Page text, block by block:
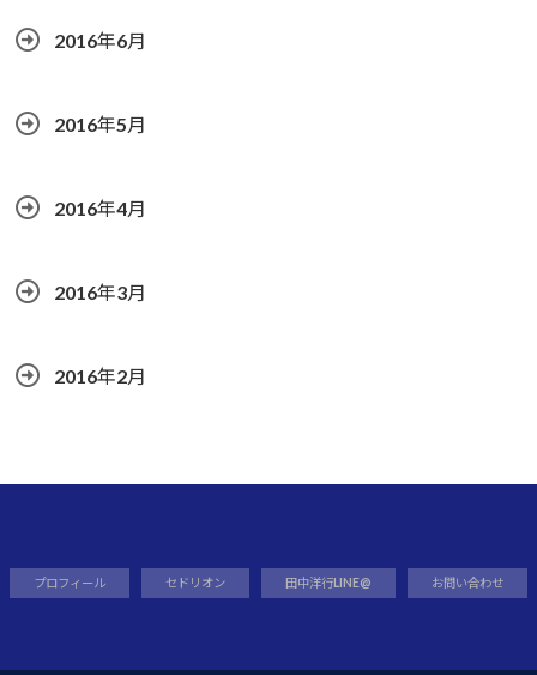
2016年6月
2016年5月
2016年4月
2016年3月
2016年2月
プロフィール セドリオン 田中洋行LINE@ お問い合わせ